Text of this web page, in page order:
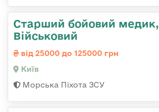
Старший бойовий медик,
Військовий
від 25000 до 125000 грн
Київ
Морська Піхота ЗСУ